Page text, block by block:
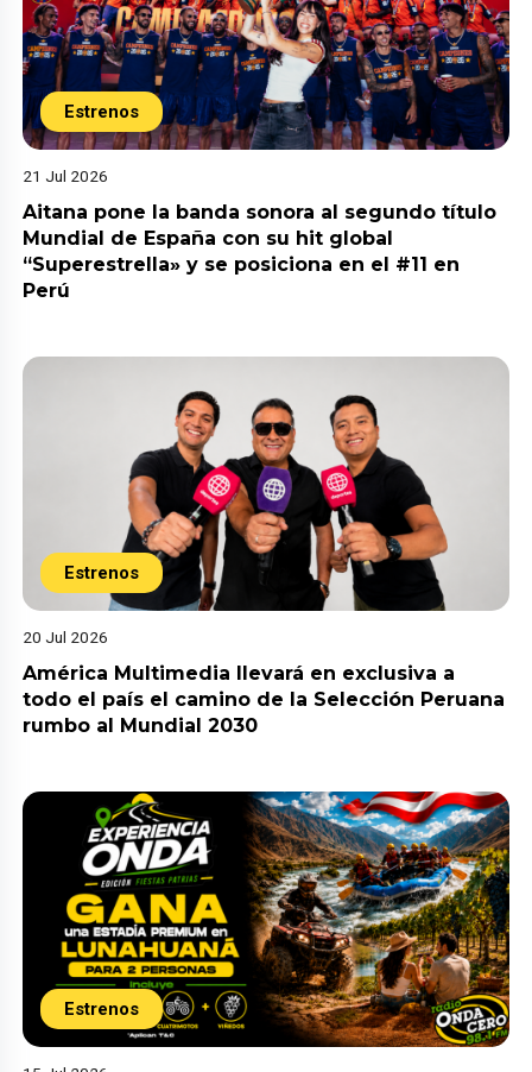
Estrenos
21 Jul 2026
Aitana pone la banda sonora al segundo título
Mundial de España con su hit global
“Superestrella» y se posiciona en el #11 en
Perú
Estrenos
20 Jul 2026
América Multimedia llevará en exclusiva a
todo el país el camino de la Selección Peruana
rumbo al Mundial 2030
Estrenos